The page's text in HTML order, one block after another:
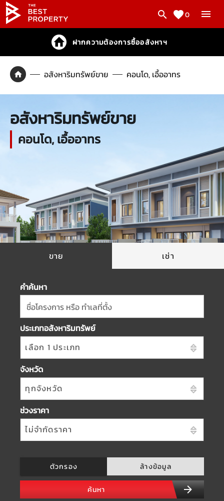
0
ฝากความต้องการซื้ออสังหาฯ
อสังหาริมทรัพย์ขาย คอนโด, เอื้ออาทร
อสังหาริมทรัพย์ขาย
คอนโด, เอื้ออาทร
ขาย เช่า
คำค้นหา
ชื่อโครงการ หรือ ทำเลที่ตั้ง
ประเภทอสังหาริมทรัพย์
เลือก 1 ประเภท
จังหวัด
ทุกจังหวัด
ช่วงราคา
ไม่จำกัดราคา
ตัวกรอง ล้างข้อมูล
ค้นหา